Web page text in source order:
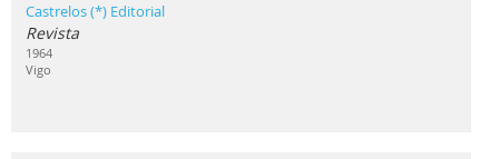
Castrelos (*) Editorial
Revista
1964
Vigo